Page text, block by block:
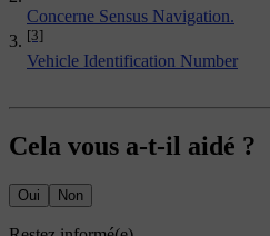
Concerne Sensus Navigation.
[3]
Vehicle Identification Number
Cela vous a-t-il aidé ?
Oui Non